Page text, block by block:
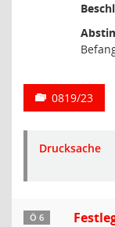
0819/23
Drucksache
Ö 6